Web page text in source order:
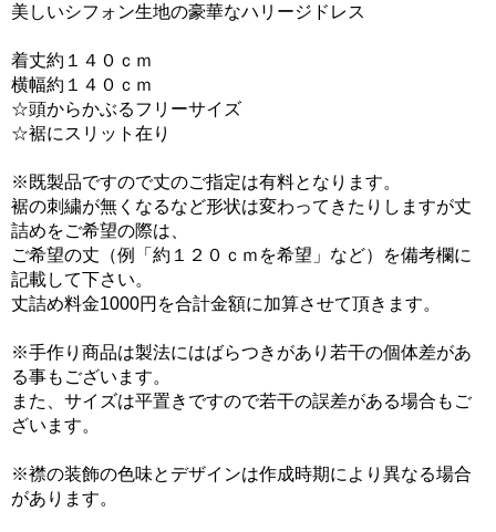
美しいシフォン生地の豪華なハリージドレス
着丈約１４０ｃｍ
横幅約１４０ｃｍ
☆頭からかぶるフリーサイズ
☆裾にスリット在り
※既製品ですので丈のご指定は有料となります。
裾の刺繍が無くなるなど形状は変わってきたりしますが丈
詰めをご希望の際は、
ご希望の丈（例「約１２０ｃｍを希望」など）を備考欄に
記載して下さい。
丈詰め料金1000円を合計金額に加算させて頂きます。
※手作り商品は製法にはばらつきがあり若干の個体差があ
る事もございます。
また、サイズは平置きですので若干の誤差がある場合もご
ざいます。
※襟の装飾の色味とデザインは作成時期により異なる場合
があります。